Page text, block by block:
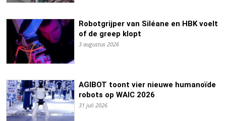
Robotgrijper van Siléane en HBK voelt
of de greep klopt
3 augustus 2026
AGIBOT toont vier nieuwe humanoïde
robots op WAIC 2026
31 juli 2026